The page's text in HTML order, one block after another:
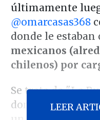
últimamente
@omarcasas368
donde le estaban
mexicanos
chilenos) por
Se trata de "La
donde, además
LEER